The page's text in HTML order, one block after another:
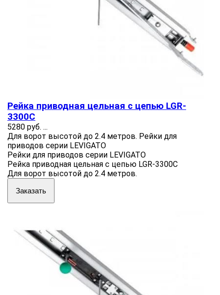
Рейка приводная цельная с цепью LGR-
3300C
5280 руб. ...
Для ворот высотой до 2.4 метров. Рейки для
приводов серии LEVIGATO
Рейки для приводов серии LEVIGATO
Рейка приводная цельная с цепью LGR-3300C
Для ворот высотой до 2.4 метров.
Заказать